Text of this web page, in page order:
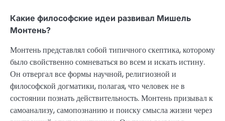
Какие философские идеи развивал Мишель
Монтень?
Монтень представлял собой типичного скептика, которому
было свойственно сомневаться во всем и искать истину.
Он отвергал все формы научной, религиозной и
философской догматики, полагая, что человек не в
состоянии познать действительность. Монтень призывал к
самоанализу, самопознанию и поиску смысла жизни через